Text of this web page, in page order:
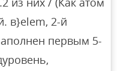
в}elem, 2-й
первым 5-